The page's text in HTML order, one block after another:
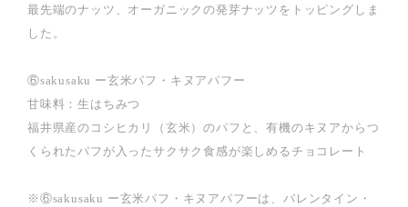
最先端のナッツ、オーガニックの発芽ナッツをトッピングしま
した。
⑥sakusaku ー玄米パフ・キヌアパフー
甘味料：生はちみつ
福井県産のコシヒカリ（玄米）のパフと、有機のキヌアからつ
くられたパフが入ったサクサク食感が楽しめるチョコレート
※⑥sakusaku ー玄米パフ・キヌアパフーは、バレンタイン・